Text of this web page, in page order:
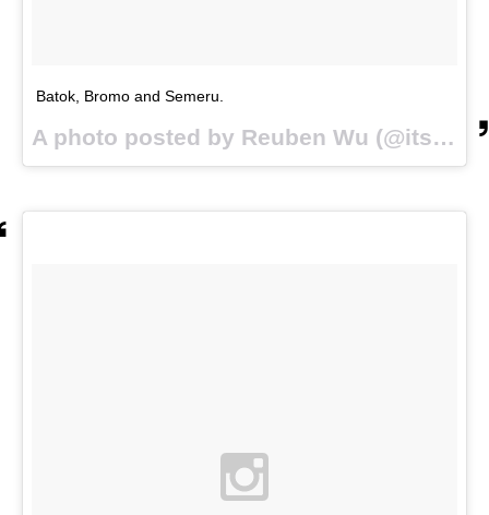
Batok, Bromo and Semeru.
A photo posted by Reuben Wu (@itsreuben) on